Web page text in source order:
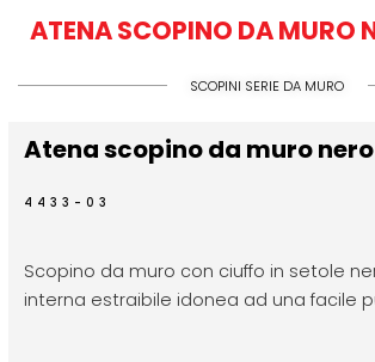
ATENA SCOPINO DA MURO
SCOPINI SERIE DA MURO
Atena scopino da muro
4433-03
Scopino da muro con ciuffo in setole
interna estraibile idonea ad una facile